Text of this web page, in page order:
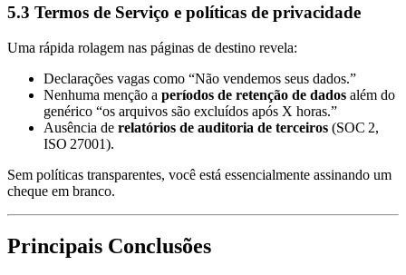
5.3 Termos de Serviço e políticas de privacidade
Uma rápida rolagem nas páginas de destino revela:
Declarações vagas como “Não vendemos seus dados.”
Nenhuma menção a períodos de retenção de dados além do
genérico “os arquivos são excluídos após X horas.”
Ausência de relatórios de auditoria de terceiros (SOC 2,
ISO 27001).
Sem políticas transparentes, você está essencialmente assinando um
cheque em branco.
Principais Conclusões